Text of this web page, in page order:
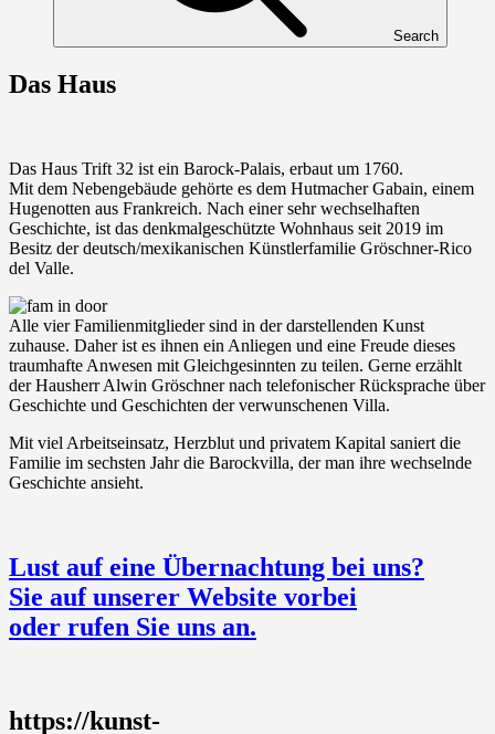
Search
Das Haus
Das Haus Trift 32 ist ein Barock-Palais, erbaut um 1760.
Mit dem Nebengebäude gehörte es dem Hutmacher Gabain, einem
Hugenotten aus Frankreich. Nach einer sehr wechselhaften
Geschichte, ist das denkmalgeschützte Wohnhaus seit 2019 im
Besitz der deutsch/mexikanischen Künstlerfamilie Gröschner-Rico
del Valle.
Alle vier Familienmitglieder sind in der darstellenden Kunst
zuhause. Daher ist es ihnen ein Anliegen und eine Freude dieses
traumhafte Anwesen mit Gleichgesinnten zu teilen. Gerne erzählt
der Hausherr Alwin Gröschner nach telefonischer Rücksprache über
Geschichte und Geschichten der verwunschenen Villa.
Mit viel Arbeitseinsatz, Herzblut und privatem Kapital saniert die
Familie im sechsten Jahr die Barockvilla, der man ihre wechselnde
Geschichte ansieht.
Lust auf eine Übernachtung bei uns?
Sie auf unserer Website vorbei
oder rufen Sie uns an.
https://kunst-